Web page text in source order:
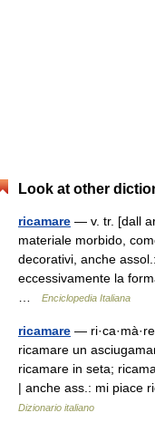
Look at other
ricamare — v. tr. [dall
materiale morbido,
decorativi, anche
eccessivamente la
Enciclopedia Italiana
ricamare —
ricamare un
ricamare in seta;
| anche ass.: mi piace
Dizionario italiano